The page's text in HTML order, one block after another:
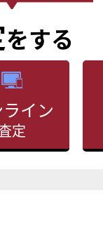
をする
イン
定